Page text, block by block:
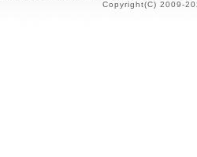
Copyright(C) 2009-